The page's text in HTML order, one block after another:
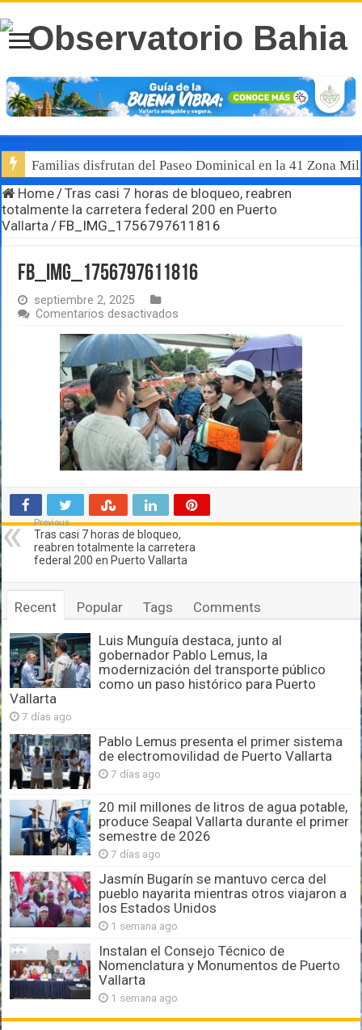
Familias disfrutan del Paseo Dominical en la 41 Zona
Home/Tras casi 7 horas de bloqueo, reabren
totalmente la carretera federal 200 en Puerto
Vallarta/ FB_IMG_1756797611816
FB_IMG_1756797611816
septiembre 2, 2025
Comentarios desactivados
Previous
Tras casi 7 horas de bloqueo,
reabren totalmente la carretera
federal 200 en Puerto Vallarta
Recent Popular Tags Comments
Luis Munguía destaca, junto al
gobernador Pablo Lemus, la
modernización del transporte público
como un paso histórico para Puerto
Vallarta
7 días ago
Pablo Lemus presenta el primer sistema
de electromovilidad de Puerto Vallarta
7 días ago
20 mil millones de litros de agua potable,
produce Seapal Vallarta durante el primer
semestre de 2026
7 días ago
Jasmín Bugarín se mantuvo cerca del
pueblo nayarita mientras otros viajaron a
los Estados Unidos
1 semana ago
Instalan el Consejo Técnico de
Nomenclatura y Monumentos de Puerto
Vallarta
1 semana ago